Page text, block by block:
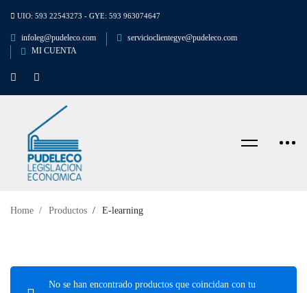
UIO: 593 22543273 - GYE: 593 963074647
infoleg@pudeleco.com
servicioclientegye@pudeleco.com
MI CUENTA
Home Productos E-learning
No se han encontrado productos que coincidan con tu